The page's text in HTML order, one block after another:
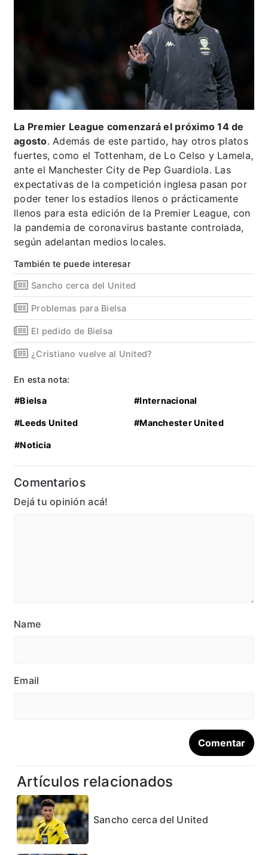
La Premier League comenzará el próximo 14 de
agosto. Además de este partido, hay otros platos
fuertes, como el Tottenham, de Lo Celso y Lamela,
ante el Manchester City de Pep Guardiola. Las
expectativas de la competición inglesa pasan por
poder tener los estadios llenos o prácticamente
llenos para esta edición de la Premier League, con
la pandemia de coronavirus bastante controlada,
según adelantan medios locales.
También te puede interesar
Sancho cerca del United
Problemas para Bielsa
El pedido de Bielsa
¿Cristiano vuelve al United?
En esta nota:
#Bielsa #Internacional
#Leeds United #Manchester United
#Noticia
Comentarios
Dejá tu opinión acá!
Name
Email
Artículos relacionados
Sancho cerca del United